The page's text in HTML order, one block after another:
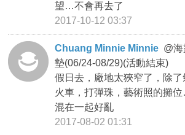
望…不會再去了
2017-10-12 03:37
Chuang Minnie Minnie @海
墊(06/24-08/29)(活動結束)
假日去，廠地太狹窄了，除
火車，打彈珠，藝術照的攤
混在一起好亂
2017-08-02 01:31